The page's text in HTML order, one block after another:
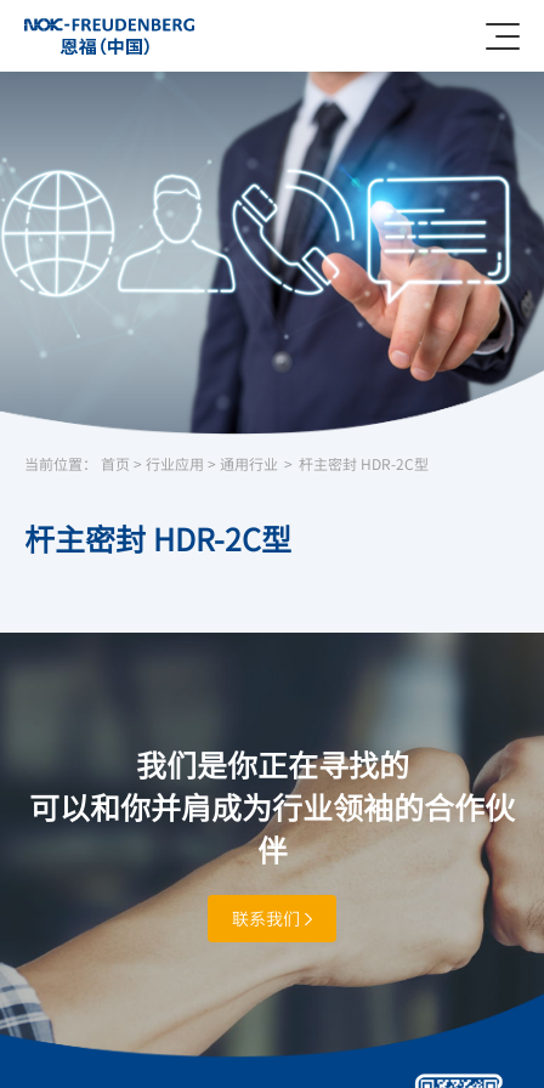
当前位置： 首页 > 行业应用 > 通用行业 > 杆主密封 HDR-2C型
杆主密封 HDR-2C型
我们是你正在寻找的
可以和你并肩成为行业领袖的合作伙
伴
联系我们